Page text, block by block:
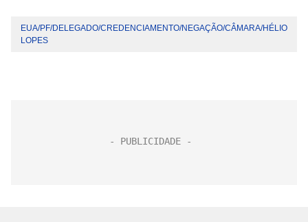
EUA/PF/DELEGADO/CREDENCIAMENTO/NEGAÇÃO/CÂMARA/HÉLIO
LOPES